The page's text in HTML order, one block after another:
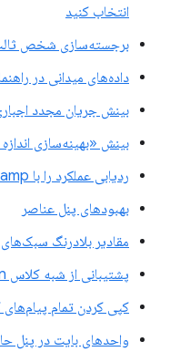
انتخاب کنید
برجسته‌سازی شخص
داده‌های میدانی در
بینش جریان مجدد
بینش «بهینه‌سازی اندازه DOM»
ردیابی عملکرد را با console.timeStamp گسترش دهید
بهبودهای پنل عناصر
مقادیر بلادرنگ
پشتیبانی از شبه کلاس open و شبه عناصر مختلف
کپی کردن تمام
واحدهای بایت در پنل